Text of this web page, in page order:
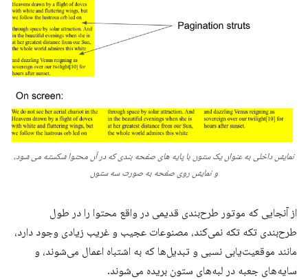
نمایش داخلی به عنوان یک ستون با پایه های صفحه بندی که در آن محتوا شکسته می شود،
و نمایش روی صفحه به صورت سه ستون
از آنجایی که موتور طرح‌بندی قدیمی در واقع محتوا را در طول
طرح‌بندی تکه تکه نمی‌کند، مصنوعات عجیب و غریب زیادی وجود دارد،
مانند موقعیت‌یابی نسبی و تبدیل‌ها که به اشتباه اعمال می‌شوند، و
سایه‌های جعبه در لبه‌های ستون بریده می‌شوند.